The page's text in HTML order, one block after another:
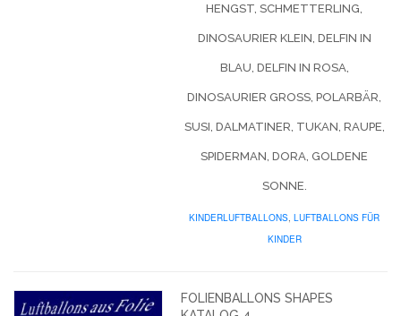
ENGST, SCHMETTERLING, D
INOSAURIER KLEIN, DELFIN IN B
LAU, DELFIN IN ROSA, D
INOSAURIER GROSS, POLARBÄR, SU
SI, DALMATINER, TUKAN, RAUPE, SP
IDERMAN, DORA, GOLDENE SO
NNE.
KINDERLUFTBALLONS,LUFTBALLONS FÜR
KINDER
FOLIENBALLONS SHAPES